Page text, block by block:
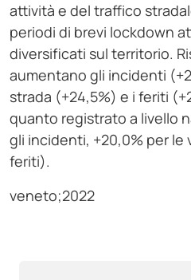
attività e del traffico
periodi di brevi lockdown
diversificati sul territorio.
aumentano gli incidenti
strada (+24,5%) e i feriti
quanto registrato a livello
gli incidenti, +20,0% per le
feriti).
veneto;2022